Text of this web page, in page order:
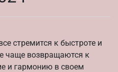
стремится к быстроте и
чаще возвращаются к
и гармонию в своем